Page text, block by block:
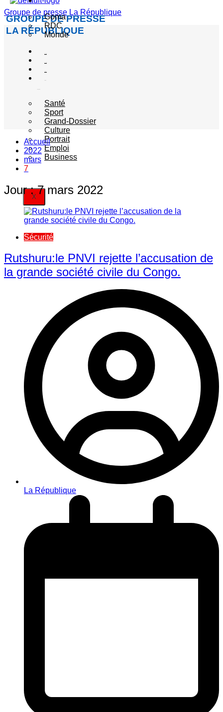
Groupe de presse La République
GROUPE DE PRESSE
LA RÉPUBLIQUE
Goma
RDC
Monde
Santé
Sport
Grand-Dossier
Culture
Portrait
Emploi
Business
X
Accueil
2022
mars
7
Jour :7 mars 2022
Sécurité
Rutshuru:le PNVI rejette l’accusation de
la grande société civile du Congo.
La République